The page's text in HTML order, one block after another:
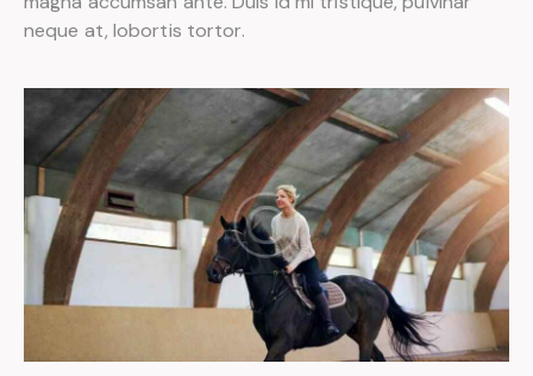
neque at, lobortis tortor.